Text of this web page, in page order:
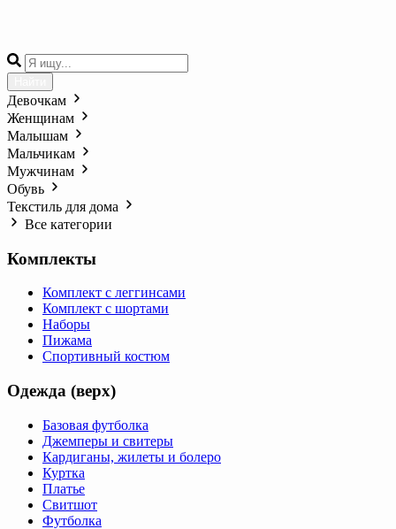
Девочкам
Женщинам
Малышам
Мальчикам
Мужчинам
Обувь
Текстиль для дома
Все категории
Комплекты
Комплект с леггинсами
Комплект с шортами
Наборы
Пижама
Спортивный костюм
Одежда (верх)
Базовая футболка
Джемперы и свитеры
Кардиганы, жилеты и болеро
Куртка
Платье
Свитшот
Футболка